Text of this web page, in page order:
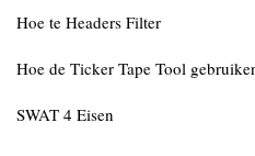
Hoe te Headers Filter
Hoe de Ticker Tape Tool
SWAT 4 Eisen